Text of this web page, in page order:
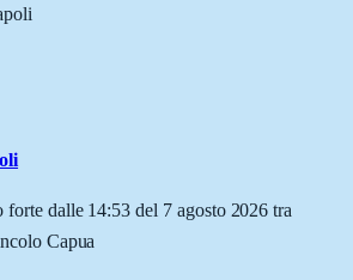
dalle 14:53 del 7 agosto 2026 tra
Capua